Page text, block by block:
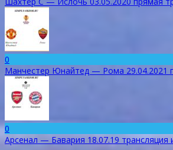
0
Манчестер Юнайтед — Рома 29.04.2021
0
Арсенал — Бавария 18.07.19 трансляция